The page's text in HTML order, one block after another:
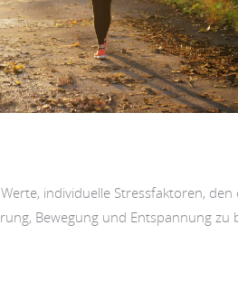
individuelle Stressfaktoren, den
Bewegung und Entspannung zu